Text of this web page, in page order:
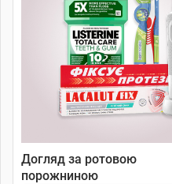
Догляд за ротовою
порожниною